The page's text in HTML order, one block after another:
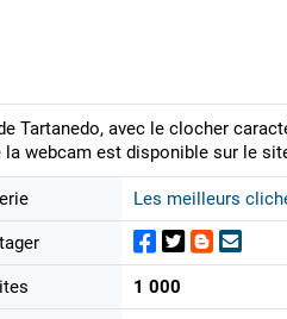
Tartanedo, avec le clocher
webcam est disponible sur le
Les meilleurs
1 000